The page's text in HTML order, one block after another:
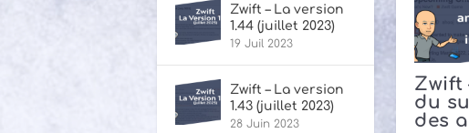
Zwift
du
des
Zwift – La version
1.44 (juillet 2023)
19 Juil 2023
Zwift – La version
1.43 (juillet 2023)
28 Juin 2023